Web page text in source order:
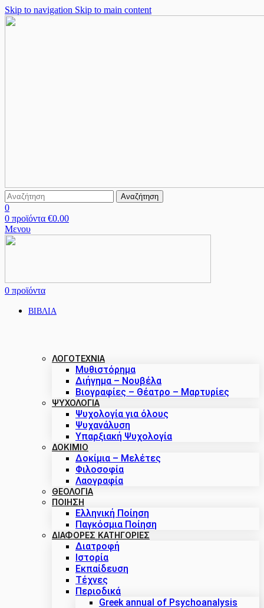
Skip to navigation Skip to main content
Αναζήτηση
0
0 προϊόντα €0.00
Μενου
0 προϊόντα
ΒΙΒΛΙΑ
ΛΟΓΟΤΕΧΝΙΑ
Μυθιστόρημα
Διήγημα – Νουβέλα
Βιογραφίες – Θέατρο – Μαρτυρίες
ΨΥΧΟΛΟΓΙΑ
Ψυχολογία για όλους
Ψυχανάλυση
Υπαρξιακή Ψυχολογία
ΔΟΚΊΜΙΟ
Δοκίμια – Μελέτες
Φιλοσοφία
Λαογραφία
ΘΕΟΛΟΓΙΑ
ΠΟΙΗΣΗ
Ελληνική Ποίηση
Παγκόσμια Ποίηση
ΔΙΑΦΟΡΕΣ ΚΑΤΗΓΟΡΙΕΣ
Διατροφή
Ιστορία
Εκπαίδευση
Τέχνες
Περιοδικά
Greek annual of Psychoanalysis